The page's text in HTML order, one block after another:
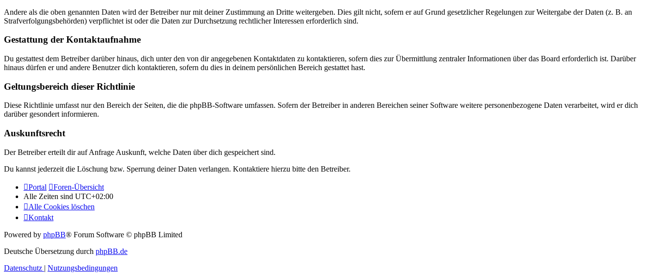
Andere als die oben genannten Daten wird der Betreiber nur mit deiner Zustimmung an Dritte weitergeben. Dies gilt nicht, sofern er auf Grund gesetzlicher Regelungen zur Weitergabe der Daten (z. B. an
Strafverfolgungsbehörden) verpflichtet ist oder die Daten zur Durchsetzung rechtlicher Interessen erforderlich sind.
Gestattung der Kontaktaufnahme
Du gestattest dem Betreiber darüber hinaus, dich unter den von dir angegebenen Kontaktdaten zu kontaktieren, sofern dies zur Übermittlung zentraler Informationen über das Board erforderlich ist. Darüber
hinaus dürfen er und andere Benutzer dich kontaktieren, sofern du dies in deinem persönlichen Bereich gestattet hast.
Geltungsbereich dieser Richtlinie
Diese Richtlinie umfasst nur den Bereich der Seiten, die die phpBB-Software umfassen. Sofern der Betreiber in anderen Bereichen seiner Software weitere personenbezogene Daten verarbeitet, wird er dich
darüber gesondert informieren.
Auskunftsrecht
Der Betreiber erteilt dir auf Anfrage Auskunft, welche Daten über dich gespeichert sind.
Du kannst jederzeit die Löschung bzw. Sperrung deiner Daten verlangen. Kontaktiere hierzu bitte den Betreiber.
Portal
Foren-Übersicht
Alle Zeiten sind UTC+02:00
Alle Cookies löschen
Kontakt
Powered by phpBB® Forum Software © phpBB Limited
Deutsche Übersetzung durch phpBB.de
Datenschutz | Nutzungsbedingungen